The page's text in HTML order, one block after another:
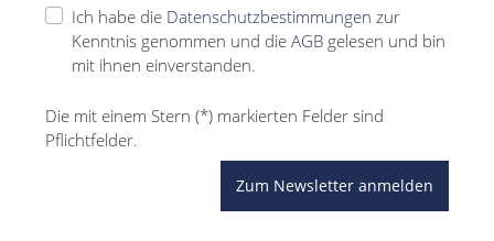
Ich habe die Datenschutzbestimmungen zur
Kenntnis genommen und die AGB gelesen und bin
mit ihnen einverstanden.
Die mit einem Stern (*) markierten Felder sind
Pflichtfelder.
Zum Newsletter anmelden